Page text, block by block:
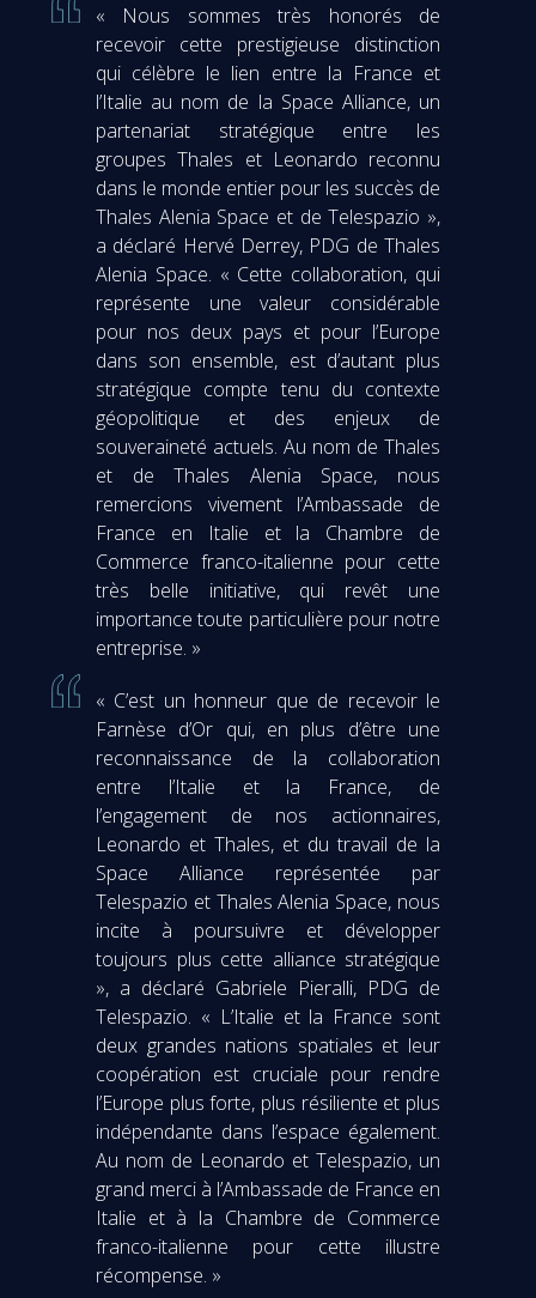
« Nous sommes très honorés de
recevoir cette prestigieuse distinction
qui célèbre le lien entre la France et
l’Italie au nom de la Space Alliance, un
partenariat stratégique entre les
groupes Thales et Leonardo reconnu
dans le monde entier pour les succès de
Thales Alenia Space et de Telespazio »,
a déclaré Hervé Derrey, PDG de Thales
Alenia Space. « Cette collaboration, qui
représente une valeur considérable
pour nos deux pays et pour l’Europe
dans son ensemble, est d’autant plus
stratégique compte tenu du contexte
géopolitique et des enjeux de
souveraineté actuels. Au nom de Thales
et de Thales Alenia Space, nous
remercions vivement l’Ambassade de
France en Italie et la Chambre de
Commerce franco-italienne pour cette
très belle initiative, qui revêt une
importance toute particulière pour notre
entreprise. »
« C’est un honneur que de recevoir le
Farnèse d’Or qui, en plus d’être une
reconnaissance de la collaboration
entre l’Italie et la France, de
l’engagement de nos actionnaires,
Leonardo et Thales, et du travail de la
Space Alliance représentée par
Telespazio et Thales Alenia Space, nous
incite à poursuivre et développer
toujours plus cette alliance stratégique
», a déclaré Gabriele Pieralli, PDG de
Telespazio. « L’Italie et la France sont
deux grandes nations spatiales et leur
coopération est cruciale pour rendre
l’Europe plus forte, plus résiliente et plus
indépendante dans l’espace également.
Au nom de Leonardo et Telespazio, un
grand merci à l’Ambassade de France en
Italie et à la Chambre de Commerce
franco-italienne pour cette illustre
récompense. »